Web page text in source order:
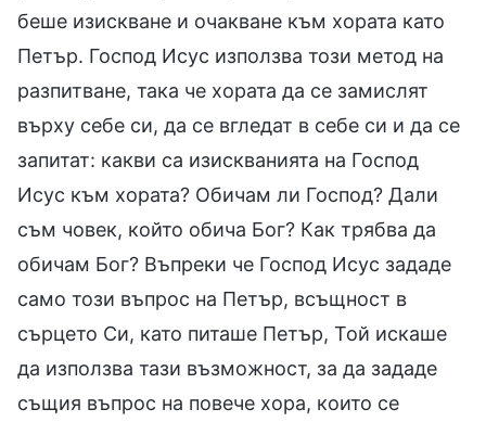
беше изискване и очакване към хората като
Петър. Господ Исус използва този метод на
разпитване, така че хората да се замислят
върху себе си, да се вгледат в себе си и да се
запитат: какви са изискванията на Господ
Исус към хората? Обичам ли Господ? Дали
съм човек, който обича Бог? Как трябва да
обичам Бог? Въпреки че Господ Исус зададе
само този въпрос на Петър, всъщност в
сърцето Си, като питаше Петър, Той искаше
да използва тази възможност, за да зададе
същия въпрос на повече хора, които се